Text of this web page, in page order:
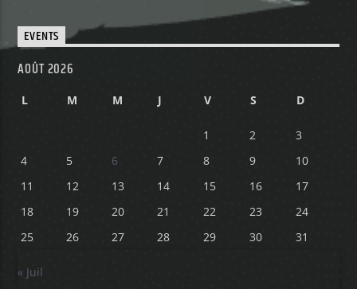
EVENTS
AOÛT 2026
L M M J V S D
1 2
3
4
5 6 7 8 9
10
11
12 13 14 15 16
17
18
19 20 21 22 23
24
25
26 27 28 29 30 31
« Juil